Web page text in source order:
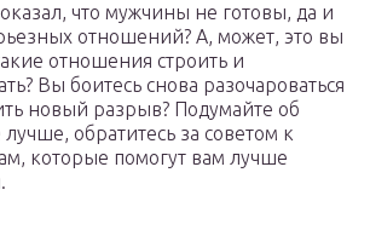
что мужчины не готовы, да и
отношений? А, может, это вы
отношения строить и
Вы боитесь снова разочароваться
новый разрыв? Подумайте об
обратитесь за советом к
которые помогут вам лучше